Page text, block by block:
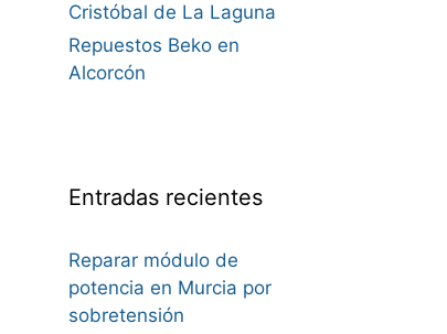
Cristóbal de La Laguna
Repuestos Beko en
Alcorcón
Entradas recientes
Reparar módulo de
potencia en Murcia por
sobretensión